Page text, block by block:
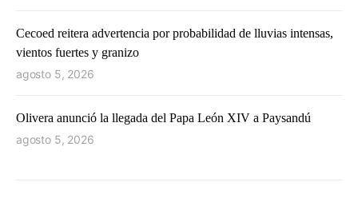
Cecoed reitera advertencia por probabilidad de lluvias intensas,
vientos fuertes y granizo
agosto 5, 2026
Olivera anunció la llegada del Papa León XIV a Paysandú
agosto 5, 2026